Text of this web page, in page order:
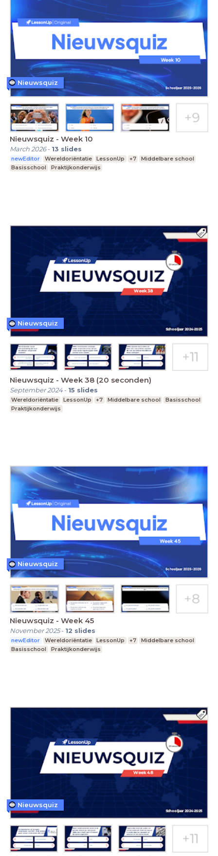
Nieuwsquiz - Week 10
March 2026- 13 slides
newEditor Wereldoriëntatie LessonUp +7
Middelbare school
Basisschool
Praktijkonderwijs
Nieuwsquiz
Nieuwsquiz - Week 38 (20 seconden)
September 2024- 15 slides
Wereldoriëntatie LessonUp +7 Middelbare school
Basisschool
Praktijkonderwijs
Nieuwsquiz
Nieuwsquiz - Week 45
November 2025- 12 slides
newEditor Wereldoriëntatie LessonUp +7
Middelbare school
Basisschool
Praktijkonderwijs
Nieuwsquiz
Nieuwsquiz